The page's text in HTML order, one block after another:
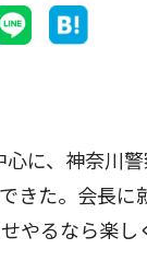
に、神奈川
きた。会長に
やるなら楽